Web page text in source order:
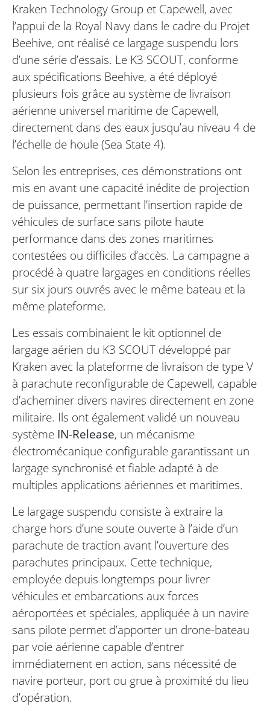
Kraken Technology Group et Capewell, avec
l’appui de la Royal Navy dans le cadre du Projet
Beehive, ont réalisé ce largage suspendu lors
d’une série d’essais. Le K3 SCOUT, conforme
aux spécifications Beehive, a été déployé
plusieurs fois grâce au système de livraison
aérienne universel maritime de Capewell,
directement dans des eaux jusqu’au niveau 4 de
l’échelle de houle (Sea State 4).
Selon les entreprises, ces démonstrations ont
mis en avant une capacité inédite de projection
de puissance, permettant l’insertion rapide de
véhicules de surface sans pilote haute
performance dans des zones maritimes
contestées ou difficiles d’accès. La campagne a
procédé à quatre largages en conditions réelles
sur six jours ouvrés avec le même bateau et la
même plateforme.
Les essais combinaient le kit optionnel de
largage aérien du K3 SCOUT développé par
Kraken avec la plateforme de livraison de type V
à parachute reconfigurable de Capewell, capable
d’acheminer divers navires directement en zone
militaire. Ils ont également validé un nouveau
système IN-Release, un mécanisme
électromécanique configurable garantissant un
largage synchronisé et fiable adapté à de
multiples applications aériennes et maritimes.
Le largage suspendu consiste à extraire la
charge hors d’une soute ouverte à l’aide d’un
parachute de traction avant l’ouverture des
parachutes principaux. Cette technique,
employée depuis longtemps pour livrer
véhicules et embarcations aux forces
aéroportées et spéciales, appliquée à un navire
sans pilote permet d’apporter un drone-bateau
par voie aérienne capable d’entrer
immédiatement en action, sans nécessité de
navire porteur, port ou grue à proximité du lieu
d’opération.